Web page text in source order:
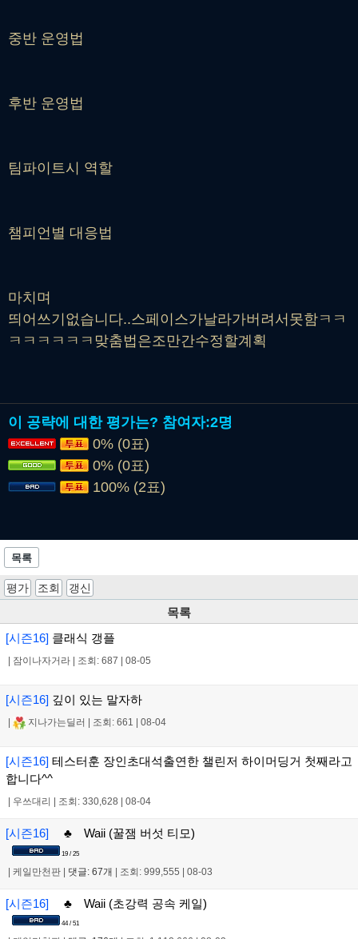
중반 운영법
후반 운영법
팀파이트시 역할
챔피언별 대응법
마치며
띄어쓰기없습니다..스페이스가날라가버려서못함ㅋㅋ
ㅋㅋㅋㅋㅋㅋ맞춤법은조만간수정할계획
이 공략에 대한 평가는? 참여자:2명
0% (0표)
0% (0표)
100% (2표)
목록
평가 조회 갱신
목록
[시즌16] 클래식 갱플
잠이나자거라 조회: 687 08-05
[시즌16] 깊이 있는 말자하
지나가는딜러 조회: 661 08-04
[시즌16] 테스터훈 장인초대석출연한 챌린저 하이머딩거 첫째라고
합니다^^
우쓰대리 조회: 330,628 08-04
[시즌16] ♣ Waii (꿀잼 버섯 티모)
19 / 25
| 케일만천판 | 댓글: 67개 | 조회: 999,555 | 08-03
[시즌16] ♣ Waii (초강력 공속 케일)
44 / 51